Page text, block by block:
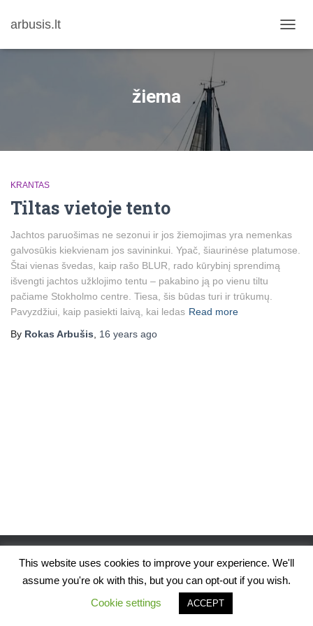
arbusis.lt
žiema
KRANTAS
Tiltas vietoje tento
Jachtos paruošimas ne sezonui ir jos žiemojimas yra nemenkas
galvosūkis kiekvienam jos savininkui. Ypač, šiaurinėse platumose.
Štai vienas švedas, kaip rašo BLUR, rado kūrybinį sprendimą
išvengti jachtos užklojimo tentu – pakabino ją po vienu tiltu
pačiame Stokholmo centre. Tiesa, šis būdas turi ir trūkumų.
Pavyzdžiui, kaip pasiekti laivą, kai ledas Read more
By Rokas Arbušis 16 years ago
Hestia | Developed byThemeIsle
This website uses cookies to improve your experience. We'll
assume you're ok with this, but you can opt-out if you wish.
Cookie settings
ACCEPT